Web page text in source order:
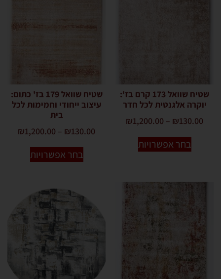
שטיח שוואל 173 קרם בז':
יוקרה אלגנטית לכל חדר
₪130.00
–
₪1,200.00
בחר אפשרויות
שטיח שוואל 179 בז' כתום:
עיצוב ייחודי וחמימות לכל
בית
₪130.00
–
₪1,200.00
בחר אפשרויות